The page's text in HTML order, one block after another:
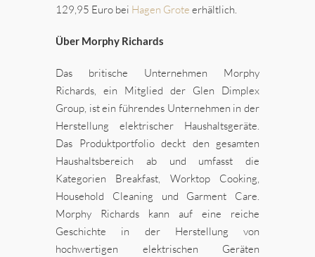
129,95 Euro bei Hagen Grote erhältlich.
Über Morphy Richards
Das britische Unternehmen Morphy
Richards, ein Mitglied der Glen Dimplex
Group, ist ein führendes Unternehmen in der
Herstellung elektrischer Haushaltsgeräte.
Das Produktportfolio deckt den gesamten
Haushaltsbereich ab und umfasst die
Kategorien Breakfast, Worktop Cooking,
Household Cleaning und Garment Care.
Morphy Richards kann auf eine reiche
Geschichte in der Herstellung von
hochwertigen elektrischen Geräten